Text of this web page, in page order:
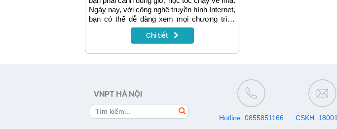
Ngày nay, với công nghệ truyền hình Internet,
bạn có thể dễ dàng xem mọi chương trình
yêu thích mọi lúc mọi nơi.
Chi tiết
VNPT HÀ NỘI
Hotline: 0855851166 CSKH: